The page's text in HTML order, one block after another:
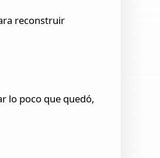
reconstruir
lo poco que quedó,